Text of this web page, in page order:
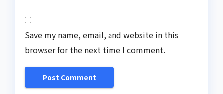
Save my name, email, and website in this
browser for the next time I comment.